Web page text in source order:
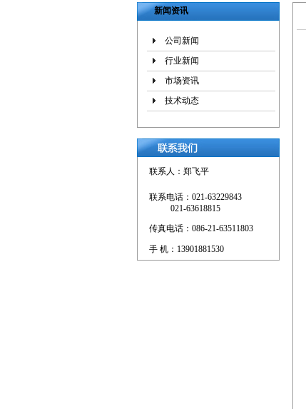
新闻资讯
公司新闻
行业新闻
市场资讯
技术动态
联系人：郑飞平
联系电话：021-63229843
021-63618815
传真电话：086-21-63511803
手 机：13901881530